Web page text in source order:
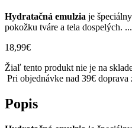
Hydratačná emulzia je
pokožku tváre a tela dospelých. ...
18,99€
Žiaľ tento produkt nie je na
Pri objednávke nad 39€ doprava
Popis